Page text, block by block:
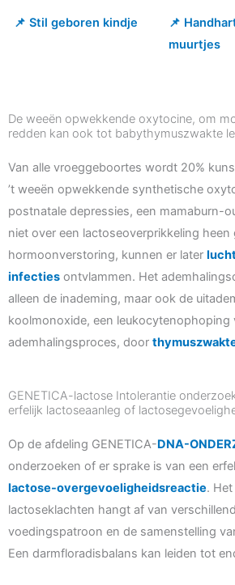
📌 Stil geboren kindje
📌
muurtjes
De weeën opwekkende oxytocine, om
redden kan ook tot babythymuszwakte
Van alle vroeggeboortes wordt 20%
’t weeën opwekkende synthetische
postnatale depressies, een mamaburn-
niet over een lactoseoverprikkeling heen
hormoonverstoring, kunnen er later
infecties ontvlammen. Het
alleen de inademing, maar ook de
koolmonoxide, een leukocytenophoping
ademhalingsproces, door
GENETICA-lactose Intolerantie
erfelijk lactoseaanleg of
Op de afdeling GENETICA-DNA-
onderzoeken of er sprake is van een
lactose-overgevoeligheidsreactie.
lactoseklachten hangt af van
voedingspatroon en de samenstelling
Een darmfloradisbalans kan leiden tot